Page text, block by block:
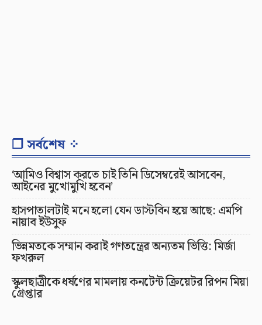
❐ সর্বশেষ ⁘
‘আমিও বিশ্বাস করতে চাই তিনি ডিসেম্বরেই আসবেন,
আইনের মুখোমুখি হবেন’
হাসপাতালটাই মনে হলো যেন ডাস্টবিন হয়ে আছে: এমপি
নায়াব ইউসুফ
ভিন্নমতকে সম্মান করাই গণতন্ত্রের অন্যতম ভিত্তি: মির্জা
ফখরুল
স্কুলছাত্রীকে ধর্ষণের মামলায় কনটেন্ট ক্রিয়েটর রিপন মিয়া
গ্রেপ্তার